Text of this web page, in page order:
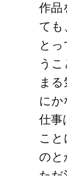
作品
ても
と
う
ま
にか
仕事
こと
のと